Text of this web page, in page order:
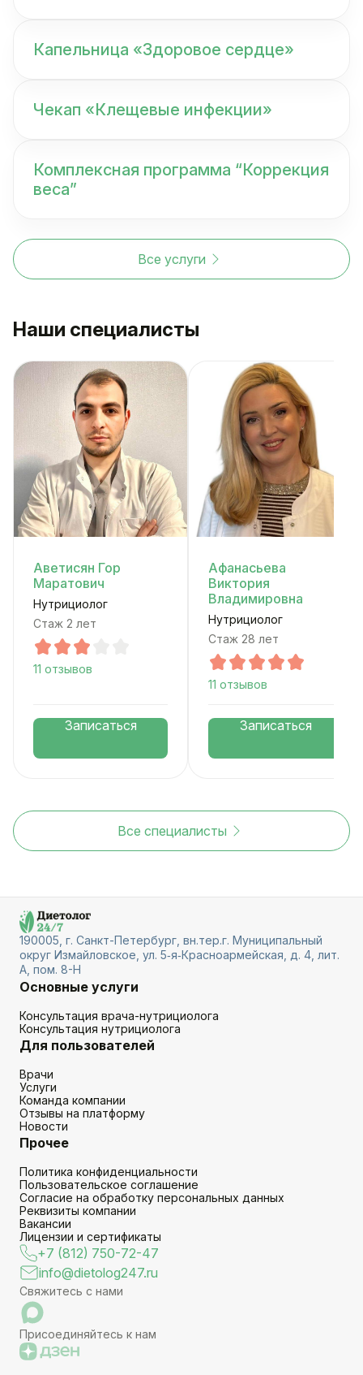
Капельница «Здоровое сердце»
Чекап «Клещевые инфекции»
Комплексная программа “Коррекция
веса”
Все услуги
Наши специалисты
Аветисян Гор
Маратович
Нутрициолог
Стаж 2 лет
11 отзывов
Записаться
Афанасьева
Виктория
Владимировна
Нутрициолог
Стаж 28 лет
11 отзывов
Записаться
Все специалисты
190005, г. Санкт-Петербург, вн.тер.г. Муниципальный
округ Измайловское, ул. 5‑я‑Красноармейская, д. 4, лит.
А, пом. 8-Н
Основные услуги
Консультация врача-нутрициолога
Консультация нутрициолога
Для пользователей
Врачи
Услуги
Команда компании
Отзывы на платформу
Новости
Прочее
Политика конфиденциальности
Пользовательское соглашение
Согласие на обработку персональных данных
Реквизиты компании
Вакансии
Лицензии и сертификаты
+7 (812) 750-72-47
info@dietolog247.ru
Свяжитесь с нами
Присоединяйтесь к нам